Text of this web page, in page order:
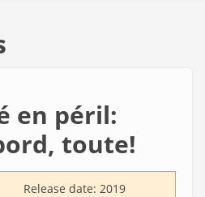
en péril:
toute!
Release date: 2019